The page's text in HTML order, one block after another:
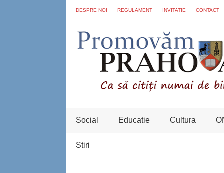
DESPRE NOI REGULAMENT INVITATIE CONTACT
Social Educatie Cultura
Stiri